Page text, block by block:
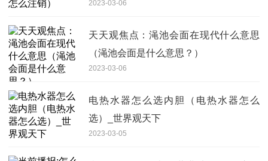
2023-03-06
天天观焦点：渑池会面在现代什么意思
（渑池会面是什么意思？）
2023-03-06
电热水器怎么选内胆（电热水器怎么
选）_世界观天下
2023-03-05